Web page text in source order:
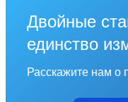
Двойные
единство
Расскажите нам о